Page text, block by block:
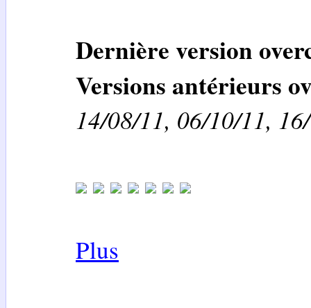
Dernière version
Versions antérieurs
14/08/11, 06/10/11,
Plus